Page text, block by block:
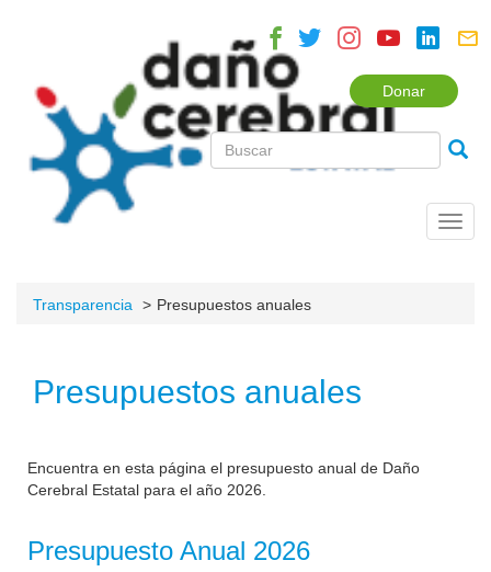
Donar
Transparencia Presupuestos anuales
Presupuestos anuales
Encuentra en esta página el presupuesto anual de Daño
Cerebral Estatal para el año 2026.
Presupuesto Anual 2026